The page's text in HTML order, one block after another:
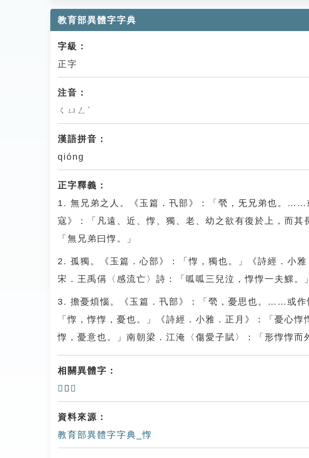
教育部異體字字典
字級：
正字
注音：
ㄑㄩㄥˊ
漢語拼音：
qióng
正字釋義：
1. 無兄弟之人。《玉篇．卂部》：「煢，旡兄弟也。……
寇》：「凡遠、近、惸、獨、老、幼之欲有復於上，而其
「無兄弟曰惸。」
2. 孤獨。《玉篇．心部》：「惸，獨也。」《詩經．小
宋．王禹偁〈感流亡〉詩：「呱呱三兒泣，惸惸一夫鰥。
3. 擔憂煩惱。《玉篇．卂部》：「煢，憂思也。……或作
「惸，惸惸，憂也。」《詩經．小雅．正月》：「憂心
惸，憂意也。」南朝梁．江淹〈傷愛子賦〉：「形惸惸而
相關異體字：
𡞦 、 憌
資料來源：
教育部異體字字典_惸